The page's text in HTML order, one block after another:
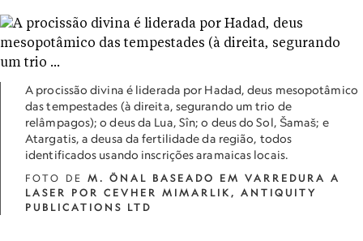
A procissão divina é liderada por Hadad, deus mesopotâmico
das tempestades (à direita, segurando um trio de
relâmpagos); o deus da Lua, Sîn; o deus do Sol, Šamaš; e
Atargatis, a deusa da fertilidade da região, todos
identificados usando inscrições aramaicas locais.
FOTO DE M. ÖNAL BASEADO EM VARREDURA A
LASER POR CEVHER MIMARLIK, ANTIQUITY
PUBLICATIONS LTD